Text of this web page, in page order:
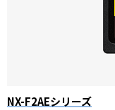
NX-F2AEシリーズ